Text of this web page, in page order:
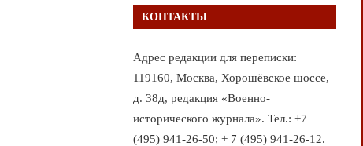
КОНТАКТЫ
Адрес редакции для переписки:
119160, Москва, Хорошёвское шоссе,
д. 38д, редакция «Военно-
исторического журнала». Тел.: +7
(495) 941-26-50; + 7 (495) 941-26-12.